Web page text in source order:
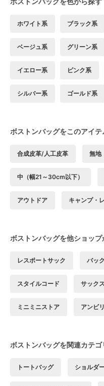
ホワイト系 ブラック系
ベージュ系 グリーン系
イエロー系 ピンク系
シルバー系 ゴールド系
ボストンバッグをこのアイ
合成皮革/人工皮革 無地
中（幅21～30cm以下）
アウトドア キャンプ・
ボストンバッグを他ショップ
レスポートサック バッ
スタイルコード サック
ミニミニストア アンビ
ボストンバッグを関連カテ
トートバッグ ショルダ